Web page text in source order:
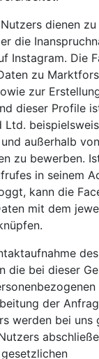
dienen
die
Instagram. Die
zu
zur
dieser Profile
Ltd.
außerhalb
zu bewerben.
in seinem
kann die
mit dem
die bei dieser
der
werden bei uns